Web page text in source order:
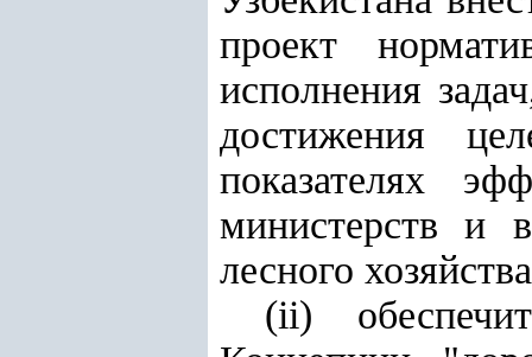
проект
исполнения
достижения
показателях
министерств и
лесного
(ii)